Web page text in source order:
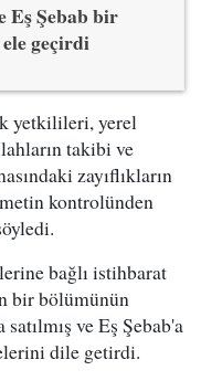
Eş Şebab bir
geçirdi
yetkilileri, yerel
takibi ve
zayıflıkların
kontrolünden
bağlı istihbarat
bir bölümünün
ve Eş Şebab'a
dile getirdi.